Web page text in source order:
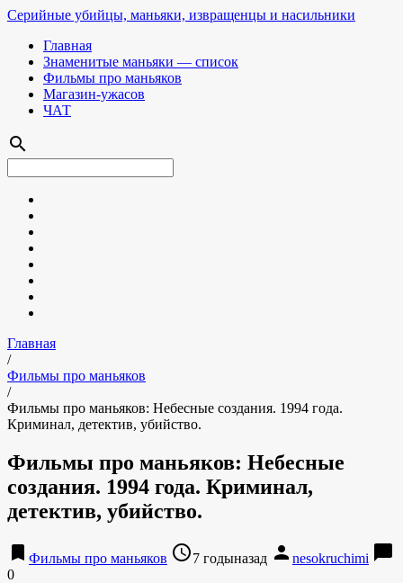
Серийные убийцы, маньяки, извращенцы и насильники
Главная
Знаменитые маньяки — список
Фильмы про маньяков
Магазин-ужасов
ЧАТ
search
Главная
/
Фильмы про маньяков
/
Фильмы про маньяков: Небесные создания. 1994 года.
Криминал, детектив, убийство.
Фильмы про маньяков: Небесные
создания. 1994 года. Криминал,
детектив, убийство.
bookmark Фильмы про маньяков access_time7 годыназад person nesokruchimi chat_bubble
0